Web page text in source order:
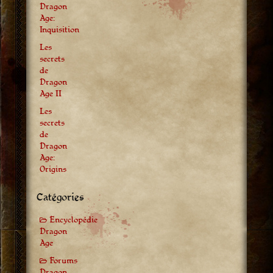
Dragon
Age:
Inquisition
Les
secrets
de
Dragon
Age II
Les
secrets
de
Dragon
Age:
Origins
Catégories
Encyclopédie
Dragon
Age
Forums